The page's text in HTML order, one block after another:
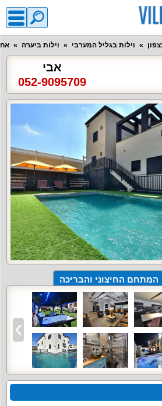
וילות בגליל המערבי וילות ביערה
אבי
052-9095709
המתחם החיצוני והבריכה